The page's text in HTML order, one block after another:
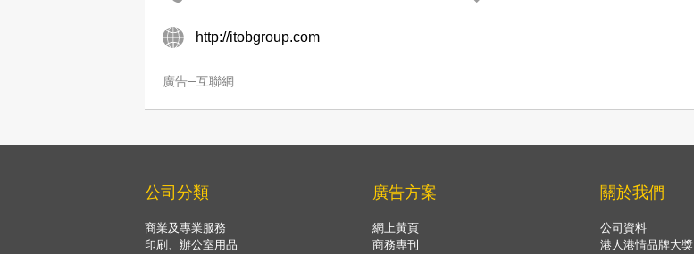
http://itobgroup.com
廣告─互聯網
公司分類
商業及專業服務
印刷、辦公室用品
廣告方案
網上黃頁
商務專刊
關於我們
公司資料
港人港情品牌大獎